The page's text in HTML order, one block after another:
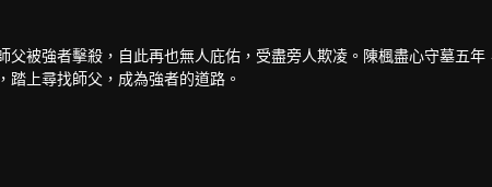
被強者擊殺，自此再也無人庇佑，受盡旁人欺凌。陳楓盡心守墓五
上尋找師父，成為強者的道路。